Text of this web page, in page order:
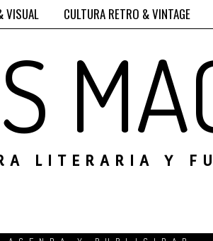
VISUAL CULTURA RETRO & VINTAGE
LITERARIA Y